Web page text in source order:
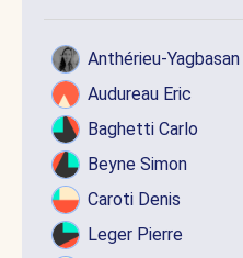
Anthérieu-
Audureau Eric
Baghetti Carlo
Beyne Simon
Caroti Denis
Leger Pierre